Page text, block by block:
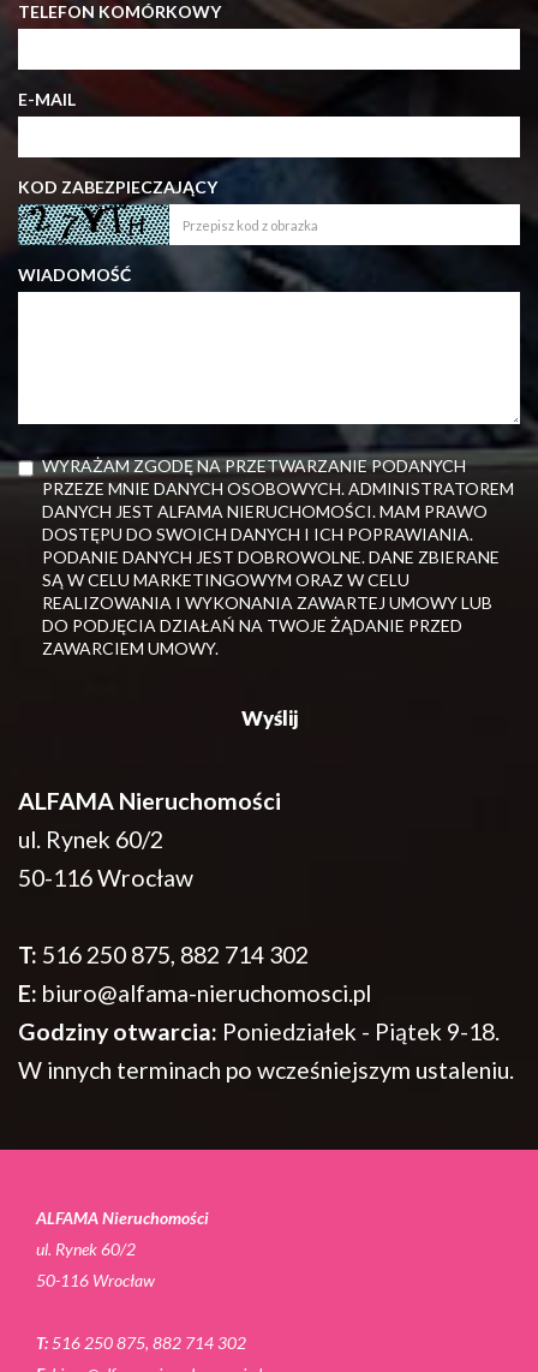
TELEFON KOMÓRKOWY
E-MAIL
KOD ZABEZPIECZAJĄCY
WIADOMOŚĆ
WYRAŻAM ZGODĘ NA PRZETWARZANIE PODANYCH
PRZEZE MNIE DANYCH OSOBOWYCH. ADMINISTRATOREM
DANYCH JEST ALFAMA NIERUCHOMOŚCI. MAM PRAWO
DOSTĘPU DO SWOICH DANYCH I ICH POPRAWIANIA.
PODANIE DANYCH JEST DOBROWOLNE. DANE ZBIERANE
SĄ W CELU MARKETINGOWYM ORAZ W CELU
REALIZOWANIA I WYKONANIA ZAWARTEJ UMOWY LUB
DO PODJĘCIA DZIAŁAŃ NA TWOJE ŻĄDANIE PRZED
ZAWARCIEM UMOWY.
ALFAMA Nieruchomości
ul. Rynek 60/2
50-116 Wrocław
T: 516 250 875, 882 714 302
E: biuro@alfama-nieruchomosci.pl
Godziny otwarcia: Poniedziałek - Piątek 9-18.
W innych terminach po wcześniejszym ustaleniu.
ALFAMA Nieruchomości
ul. Rynek 60/2
50-116 Wrocław
T: 516 250 875, 882 714 302